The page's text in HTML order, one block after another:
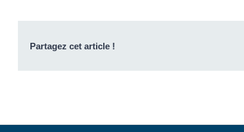
Partagez cet article !